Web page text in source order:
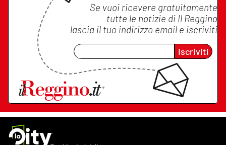
Se vuoi ricevere gratuitamente
tutte le notizie di Il Reggino
lascia il tuo indirizzo email e iscriviti
Iscriviti